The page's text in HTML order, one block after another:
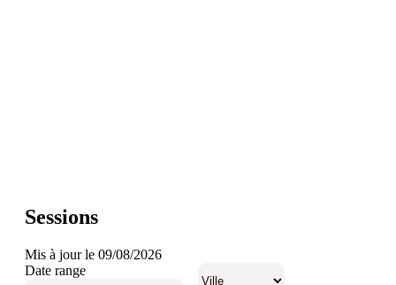
Sessions
Mis à jour le 09/08/2026
Date range